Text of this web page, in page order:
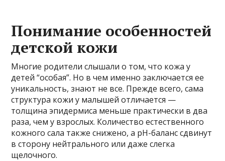
Понимание особенностей
детской кожи
Многие родители слышали о том, что кожа у
детей “особая”. Но в чем именно заключается ее
уникальность, знают не все. Прежде всего, сама
структура кожи у малышей отличается —
толщина эпидермиса меньше практически в два
раза, чем у взрослых. Количество естественного
кожного сала также снижено, а pH-баланс сдвинут
в сторону нейтрального или даже слегка
щелочного.